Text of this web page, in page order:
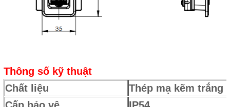
Thông số kỹ thuật
Chất liệu
Thép mạ kẽm trắng